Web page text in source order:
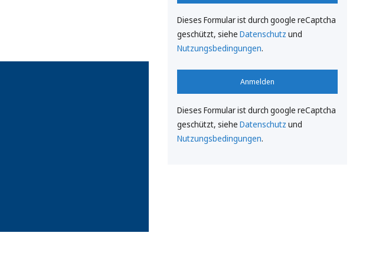
Dieses Formular ist durch google reCaptcha
geschützt, siehe Datenschutz und
Nutzungsbedingungen.
Anmelden
Dieses Formular ist durch google reCaptcha
geschützt, siehe Datenschutz und
Nutzungsbedingungen.